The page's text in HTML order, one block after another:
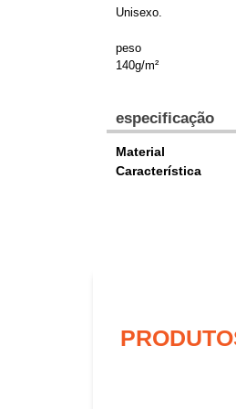
Unisexo.
peso
140g/m²
especificação
Material
Característica